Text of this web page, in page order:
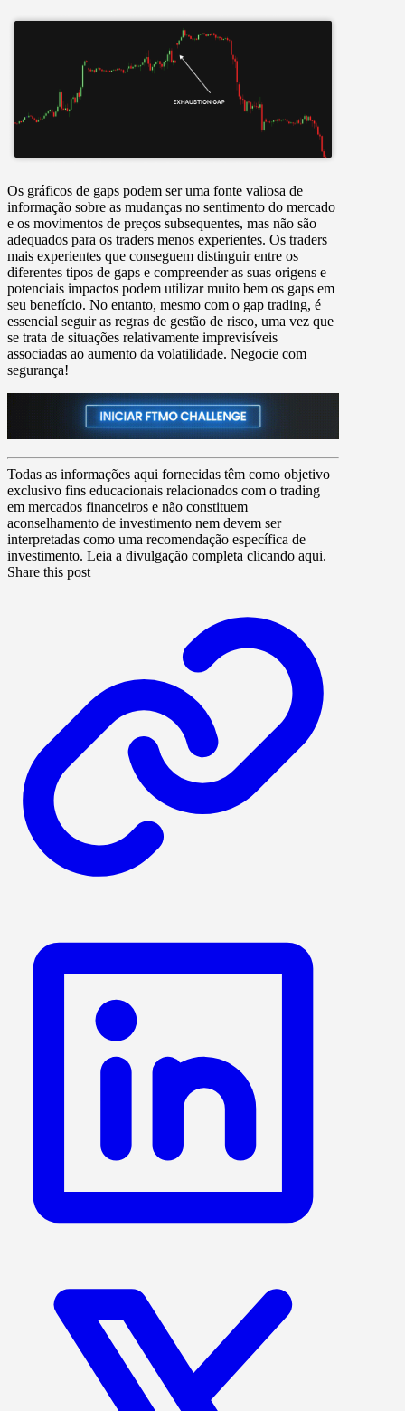
Os gráficos de gaps podem ser uma fonte valiosa de
informação sobre as mudanças no sentimento do mercado
e os movimentos de preços subsequentes, mas não são
adequados para os traders menos experientes. Os traders
mais experientes que conseguem distinguir entre os
diferentes tipos de gaps e compreender as suas origens e
potenciais impactos podem utilizar muito bem os gaps em
seu benefício. No entanto, mesmo com o gap trading, é
essencial seguir as regras de gestão de risco, uma vez que
se trata de situações relativamente imprevisíveis
associadas ao aumento da volatilidade. Negocie com
segurança!
Todas as informações aqui fornecidas têm como objetivo
exclusivo fins educacionais relacionados com o trading
em mercados financeiros e não constituem
aconselhamento de investimento nem devem ser
interpretadas como uma recomendação específica de
investimento. Leia a divulgação completa clicando aqui.
Share this post